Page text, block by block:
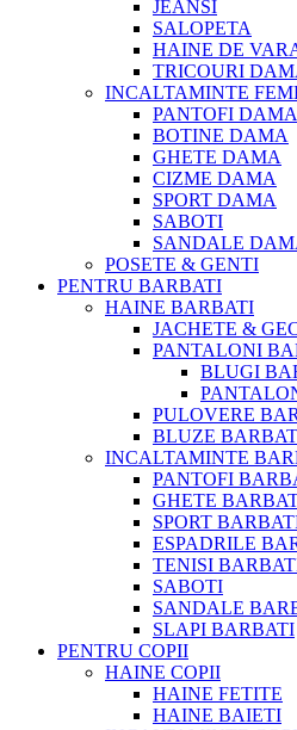
JEANSI
SALOPETA
HAINE DE
TRICOURI
INCALTAMINTE
PANTOFI DAMA
BOTINE DAMA
GHETE DAMA
CIZME DAMA
SPORT DAMA
SABOTI
SANDALE
POSETE & GENTI
PENTRU BARBATI
HAINE BARBATI
JACHETE &
PANTALONI
BLUGI
PULOVERE
BLUZE
INCALTAMINTE
PANTOFI
GHETE
SPORT
ESPADRILE
TENISI
SABOTI
SANDALE
SLAPI BARBATI
PENTRU COPII
HAINE COPII
HAINE FETITE
HAINE BAIETI